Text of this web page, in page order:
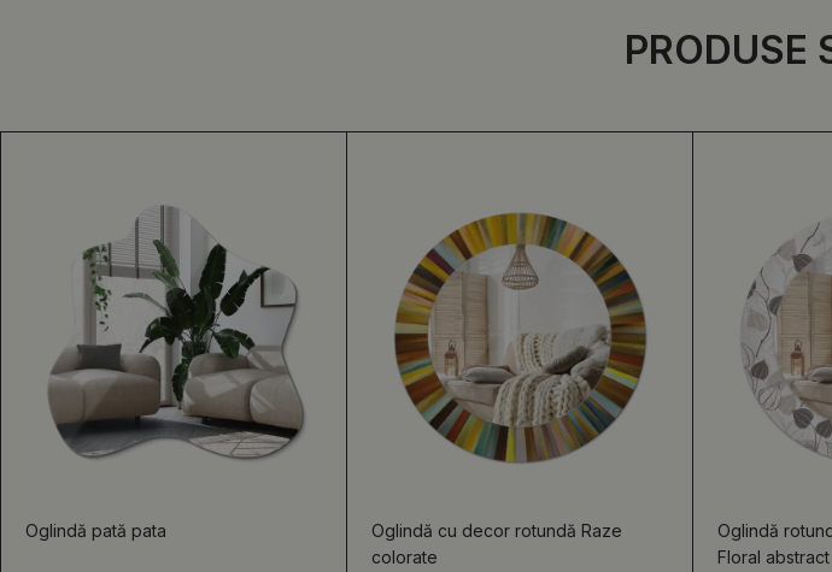
PRODUSE
Oglindă pată pata
Oglindă cu decor rotundă Raze
colorate
Oglindă
Floral abstract